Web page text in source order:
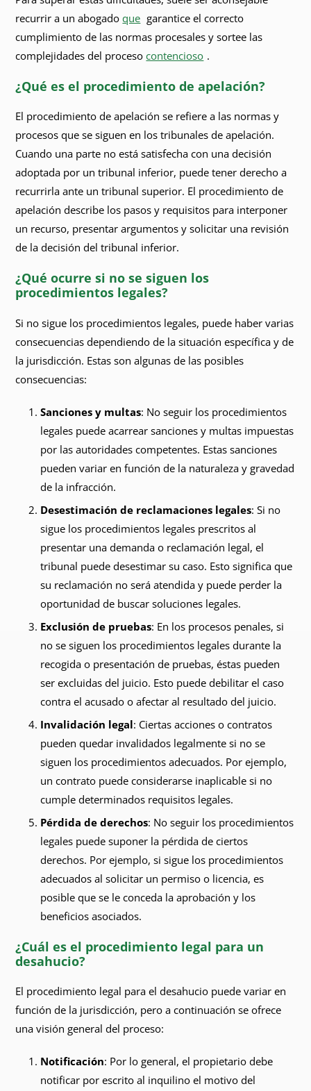
recurrir a un abogadoque garantice el correcto
cumplimiento de las normas procesales y sortee las
complejidades del procesocontencioso .
¿Qué es el procedimiento de apelación?
El procedimiento de apelación se refiere a las normas y
procesos que se siguen en los tribunales de apelación.
Cuando una parte no está satisfecha con una decisión
adoptada por un tribunal inferior, puede tener derecho a
recurrirla ante un tribunal superior. El procedimiento de
apelación describe los pasos y requisitos para interponer
un recurso, presentar argumentos y solicitar una revisión
de la decisión del tribunal inferior.
¿Qué ocurre si no se siguen los
procedimientos legales?
Si no sigue los procedimientos legales, puede haber varias
consecuencias dependiendo de la situación específica y de
la jurisdicción. Estas son algunas de las posibles
consecuencias:
Sanciones y multas: No seguir los procedimientos
legales puede acarrear sanciones y multas impuestas
por las autoridades competentes. Estas sanciones
pueden variar en función de la naturaleza y gravedad
de la infracción.
Desestimación de reclamaciones legales: Si no
sigue los procedimientos legales prescritos al
presentar una demanda o reclamación legal, el
tribunal puede desestimar su caso. Esto significa que
su reclamación no será atendida y puede perder la
oportunidad de buscar soluciones legales.
Exclusión de pruebas: En los procesos penales, si
no se siguen los procedimientos legales durante la
recogida o presentación de pruebas, éstas pueden
ser excluidas del juicio. Esto puede debilitar el caso
contra el acusado o afectar al resultado del juicio.
Invalidación legal: Ciertas acciones o contratos
pueden quedar invalidados legalmente si no se
siguen los procedimientos adecuados. Por ejemplo,
un contrato puede considerarse inaplicable si no
cumple determinados requisitos legales.
Pérdida de derechos: No seguir los procedimientos
legales puede suponer la pérdida de ciertos
derechos. Por ejemplo, si sigue los procedimientos
adecuados al solicitar un permiso o licencia, es
posible que se le conceda la aprobación y los
beneficios asociados.
¿Cuál es el procedimiento legal para un
desahucio?
El procedimiento legal para el desahucio puede variar en
función de la jurisdicción, pero a continuación se ofrece
una visión general del proceso:
Notificación: Por lo general, el propietario debe
notificar por escrito al inquilino el motivo del